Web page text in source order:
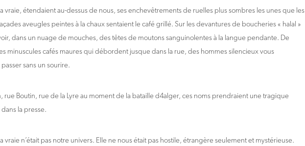
vraie, étendaient au-dessus de nous, ses enchevêtrements de ruelles plus sombres les unes que les
aveugles peintes à la chaux sentaient le café grillé. Sur les devantures de boucheries « halal »
dans un nuage de mouches, des têtes de moutons sanguinolentes à la langue pendante. De
minuscules cafés maures qui débordent jusque dans la rue, des hommes silencieux vous
sans un sourire.
rue Boutin, rue de la Lyre au moment de la bataille d4alger, ces noms prendraient une tragique
la presse.
vraie n’était pas notre univers. Elle ne nous était pas hostile, étrangère seulement et mystérieuse.